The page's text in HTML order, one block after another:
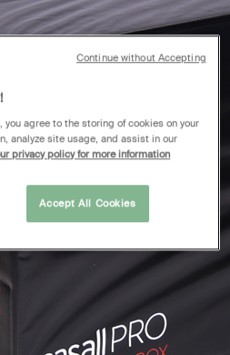
you agree to the storing of cookies on your
analyze site usage, and assist in our
privacy policy for more information
Accept All Cookies
Continue without Accepting